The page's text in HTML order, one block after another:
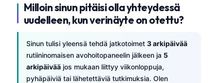
Milloin sinun pitäisi olla yhteydessä
uudelleen, kun verinäyte on otettu?
Sinun tulisi yleensä tehdä jatkotoimet 3 arkipäivää
rutiininomaisen avohoitopaneelin jälkeen ja 5
arkipäivää jos mukaan liittyy viikonloppuja,
pyhäpäiviä tai lähetettäviä tutkimuksia. Olen
Русский
Lietuvių kalba
Polski
Slovenščina